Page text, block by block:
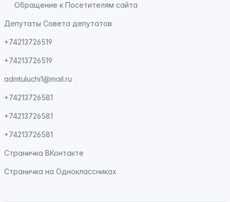
Обращение к Посетителям сайта
Депутаты Совета депутатов
+74213726519
+74213726519
admtuluchi1@mail.ru
+74213726581
+74213726581
+74213726581
Страничка ВКонтакте
Страничка на Одноклассниках